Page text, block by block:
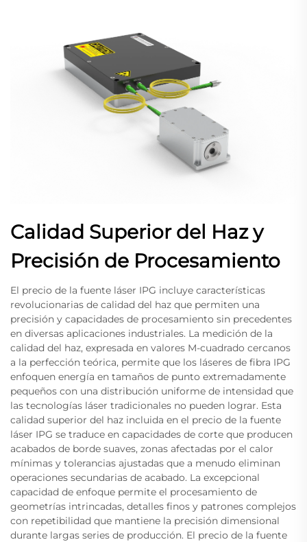
Calidad Superior del Haz y
Precisión de Procesamiento
El precio de la fuente láser IPG incluye características
revolucionarias de calidad del haz que permiten una
precisión y capacidades de procesamiento sin precedentes
en diversas aplicaciones industriales. La medición de la
calidad del haz, expresada en valores M-cuadrado cercanos
a la perfección teórica, permite que los láseres de fibra IPG
enfoquen energía en tamaños de punto extremadamente
pequeños con una distribución uniforme de intensidad que
las tecnologías láser tradicionales no pueden lograr. Esta
calidad superior del haz incluida en el precio de la fuente
láser IPG se traduce en capacidades de corte que producen
acabados de borde suaves, zonas afectadas por el calor
mínimas y tolerancias ajustadas que a menudo eliminan
operaciones secundarias de acabado. La excepcional
capacidad de enfoque permite el procesamiento de
geometrías intrincadas, detalles finos y patrones complejos
con repetibilidad que mantiene la precisión dimensional
durante largas series de producción. El precio de la fuente